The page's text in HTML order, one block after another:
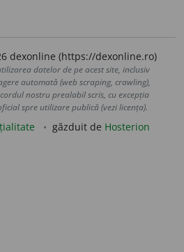
dexonline (https://dexonline.ro)
datelor de pe acest site, inclusiv
automată (web scraping, crawling),
nostru prealabil scris, cu excepția
spre utilizare publică (vezi licența).
găzduit de Hosterion